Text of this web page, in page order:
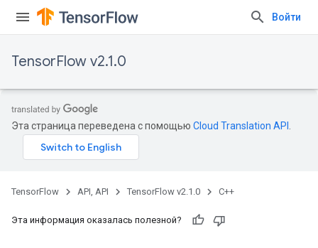
Войти
TensorFlow v2.1.0
Эта страница переведена с помощью Cloud Translation API
TensorFlow API, API TensorFlow v2.1.0 C++
Эта информация оказалась полезной?